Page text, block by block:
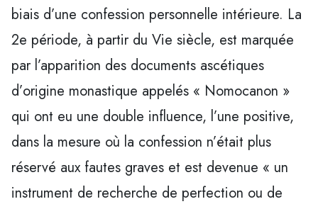
biais d’une confession personnelle intérieure. La
2e période, à partir du Vie siècle, est marquée
par l’apparition des documents ascétiques
d’origine monastique appelés « Nomocanon »
qui ont eu une double influence, l’une positive,
dans la mesure où la confession n’était plus
réservé aux fautes graves et est devenue « un
instrument de recherche de perfection ou de